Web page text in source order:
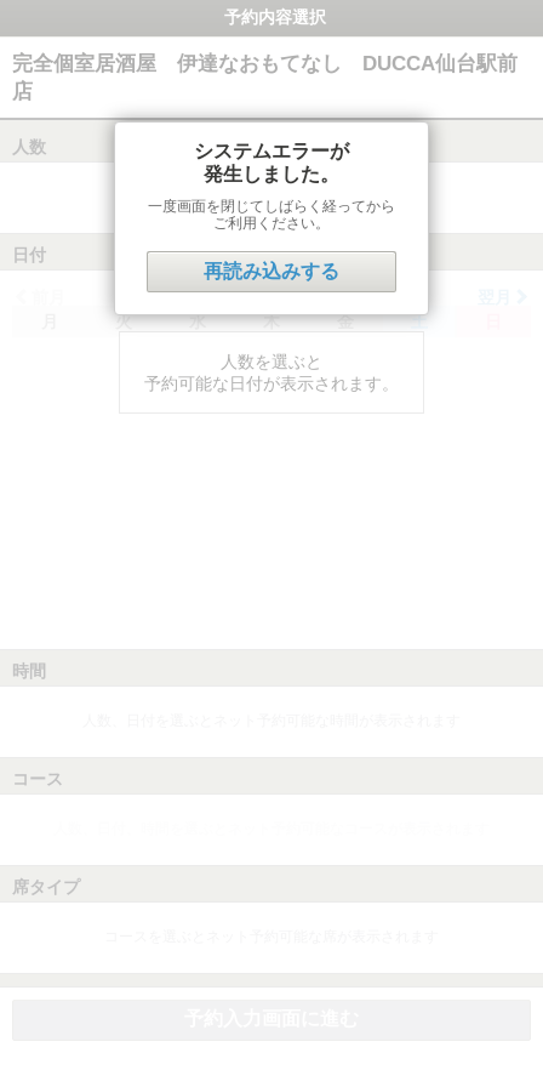
予約内容選択
完全個室居酒屋 伊達なおもてなし DUCCA仙台駅前
店
人数
日付
火 水 木 金 土
人数を選ぶと
予約可能な日付が表示されます。
時間
コース
席タイプ
システムエラーが
発生しました。
一度画面を閉じてしばらく経ってから
ご利用ください。
再読み込みする